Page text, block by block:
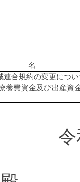
名
連合規約の変更につい
養費資金及び出産資